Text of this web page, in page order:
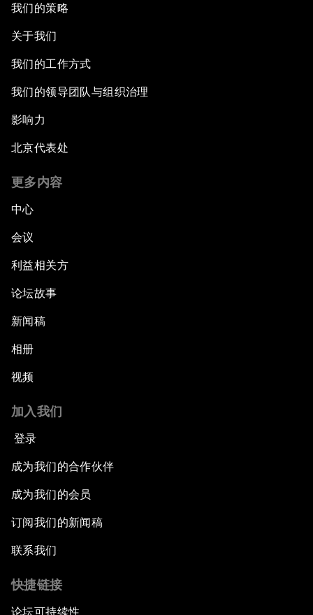
我们的策略
关于我们
我们的工作方式
我们的领导团队与组织治理
影响力
北京代表处
更多内容
中心
会议
利益相关方
论坛故事
新闻稿
相册
视频
加入我们
登录
成为我们的合作伙伴
成为我们的会员
订阅我们的新闻稿
联系我们
快捷链接
论坛可持续性